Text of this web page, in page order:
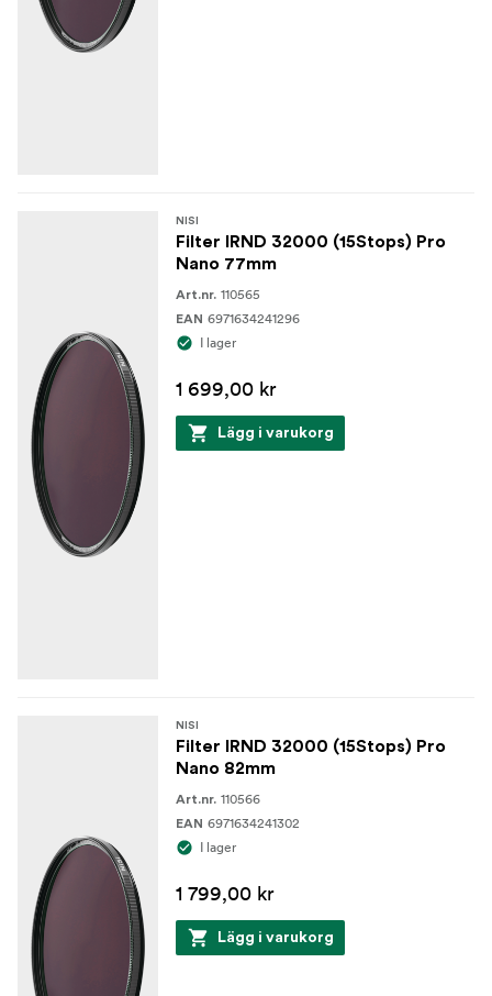
NISI
Filter IRND 32000 (15Stops) Pro
Nano 77mm
Art.nr. 110565
EAN 6971634241296
I lager
1 699,00 kr
Lägg i varukorg
NISI
Filter IRND 32000 (15Stops) Pro
Nano 82mm
Art.nr. 110566
EAN 6971634241302
I lager
1 799,00 kr
Lägg i varukorg